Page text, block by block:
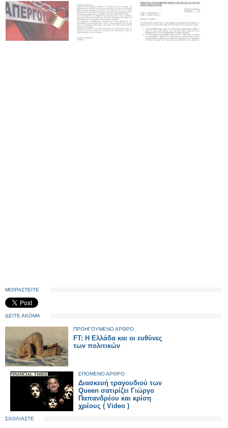
ΜΟΙΡΑΣΤΕΙΤΕ
ΔΕΙΤΕ ΑΚΟΜΑ
ΠΡΟΗΓΟΥΜΕΝΟ ΑΡΘΡΟ
FT: Η Ελλάδα και οι ευθύνες
των πολιτικών
ΕΠΟΜΕΝΟ ΑΡΘΡΟ
Διασκευή τραγουδιού των
Queen σατιρίζει Γιώργο
Παπανδρέου και κρίση
χρέους ( Video )
ΣΧΟΛΙΑΣΤΕ